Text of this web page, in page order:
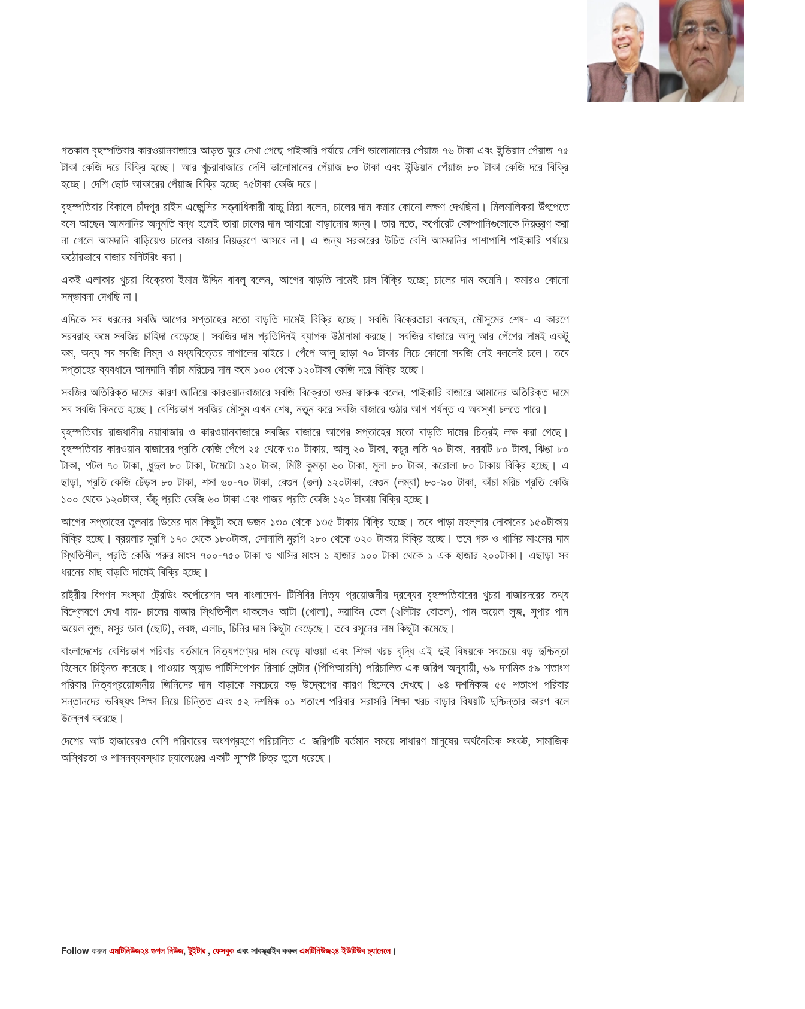
গতকাল বৃহস্পতিবার কারওয়ানবাজারে আড়ত ঘুরে দেখা গেছে পাইকারি পর্যায়ে দেশি ভালোমানের পেঁয়াজ ৭৬ টাকা এবং ইন্ডিয়ান পেঁয়াজ ৭৫
টাকা কেজি দরে বিক্রি হচ্ছে। আর খুচরাবাজারে দেশি ভালোমানের পেঁয়াজ ৮০ টাকা এবং ইন্ডিয়ান পেঁয়াজ ৮০ টাকা কেজি দরে বিক্রি
হচ্ছে। দেশি ছোট আকারের পেঁয়াজ বিক্রি হচ্ছে ৭৫টাকা কেজি দরে।
বৃহস্পতিবার বিকালে চাঁদপুর রাইস এজেন্সির সত্ত্বাধিকারী বাচ্চু মিয়া বলেন, চালের দাম কমার কোনো লক্ষণ দেখছিনা। মিলমালিকরা উঁৎপেতে
বসে আছেন আমদানির অনুমতি বন্ধ হলেই তারা চালের দাম আবারো বাড়ানোর জন্য। তার মতে, কর্পোরেট কোম্পানিগুলোকে নিয়ন্ত্রণ করা
না গেলে আমদানি বাড়িয়েও চালের বাজার নিয়ন্ত্রণে আসবে না। এ জন্য সরকারের উচিত বেশি আমদানির পাশাপাশি পাইকারি পর্যায়ে
কঠোরভাবে বাজার মনিটরিং করা।
একই এলাকার খুচরা বিক্রেতা ইমাম উদ্দিন বাবলু বলেন, আগের বাড়তি দামেই চাল বিক্রি হচ্ছে; চালের দাম কমেনি। কমারও কোনো
সম্ভাবনা দেখছি না।
এদিকে সব ধরনের সবজি আগের সপ্তাহের মতো বাড়তি দামেই বিক্রি হচ্ছে। সবজি বিক্রেতারা বলছেন, মৌসুমের শেষ- এ কারণে
সরবরাহ কমে সবজির চাহিদা বেড়েছে। সবজির দাম প্রতিদিনই ব্যাপক উঠানামা করছে। সবজির বাজারে আলু আর পেঁপের দামই একটু
কম, অন্য সব সবজি নিম্ন ও মধ্যবিত্তের নাগালের বাইরে। পেঁপে আলু ছাড়া ৭০ টাকার নিচে কোনো সবজি নেই বললেই চলে। তবে
সপ্তাহের ব্যবধানে আমদানি কাঁচা মরিচের দাম কমে ১০০ থেকে ১২০টাকা কেজি দরে বিক্রি হচ্ছে।
সবজির অতিরিক্ত দামের কারণ জানিয়ে কারওয়ানবাজারে সবজি বিক্রেতা ওমর ফারুক বলেন, পাইকারি বাজারে আমাদের অতিরিক্ত দামে
সব সবজি কিনতে হচ্ছে। বেশিরভাগ সবজির মৌসুম এখন শেষ, নতুন করে সবজি বাজারে ওঠার আগ পর্যন্ত এ অবস্থা চলতে পারে।
বৃহস্পতিবার রাজধানীর নয়াবাজার ও কারওয়ানবাজারে সবজির বাজারে আগের সপ্তাহের মতো বাড়তি দামের চিত্রই লক্ষ করা গেছে।
বৃহস্পতিবার কারওয়ান বাজারের প্রতি কেজি পেঁপে ২৫ থেকে ৩০ টাকায়, আলু ২০ টাকা, কচুর লতি ৭০ টাকা, বরবটি ৮০ টাকা, ঝিঙা ৮০
টাকা, পটল ৭০ টাকা, ধুন্দুল ৮০ টাকা, টমেটো ১২০ টাকা, মিষ্টি কুমড়া ৬০ টাকা, মুলা ৮০ টাকা, করোলা ৮০ টাকায় বিক্রি হচ্ছে। এ
ছাড়া, প্রতি কেজি ঢেঁড়স ৮০ টাকা, শসা ৬০-৭০ টাকা, বেগুন (গুল) ১২০টাকা, বেগুন (লম্বা) ৮০-৯০ টাকা, কাঁচা মরিচ প্রতি কেজি
১০০ থেকে ১২০টাকা, কঁচু প্রতি কেজি ৬০ টাকা এবং গাজর প্রতি কেজি ১২০ টাকায় বিক্রি হচ্ছে।
আগের সপ্তাহের তুলনায় ডিমের দাম কিছুটা কমে ডজন ১৩০ থেকে ১৩৫ টাকায় বিক্রি হচ্ছে। তবে পাড়া মহল্লার দোকানের ১৫০টাকায়
বিক্রি হচ্ছে। ব্রয়লার মুরগি ১৭০ থেকে ১৮০টাকা, সোনালি মুরগি ২৮০ থেকে ৩২০ টাকায় বিক্রি হচ্ছে। তবে গরু ও খাসির মাংসের দাম
স্থিতিশীল, প্রতি কেজি গরুর মাংস ৭০০-৭৫০ টাকা ও খাসির মাংস ১ হাজার ১০০ টাকা থেকে ১ এক হাজার ২০০টাকা। এছাড়া সব
ধরনের মাছ বাড়তি দামেই বিক্রি হচ্ছে।
রাষ্ট্রীয় বিপণন সংস্থা ট্রেডিং কর্পোরেশন অব বাংলাদেশ- টিসিবির নিত্য প্রয়োজনীয় দ্রব্যের বৃহস্পতিবারের খুচরা বাজারদরের তথ্য
বিশ্লেষণে দেখা যায়- চালের বাজার স্থিতিশীল থাকলেও আটা (খোলা), সয়াবিন তেল (২লিটার বোতল), পাম অয়েল লুজ, সুপার পাম
অয়েল লুজ, মসুর ডাল (ছোট), লবঙ্গ, এলাচ, চিনির দাম কিছুটা বেড়েছে। তবে রসুনের দাম কিছুটা কমেছে।
বাংলাদেশের বেশিরভাগ পরিবার বর্তমানে নিত্যপণ্যের দাম বেড়ে যাওয়া এবং শিক্ষা খরচ বৃদ্ধি এই দুই বিষয়কে সবচেয়ে বড় দুশ্চিন্তা
হিসেবে চিহ্নিত করেছে। পাওয়ার অ্যান্ড পার্টিসিপেশন রিসার্চ সেন্টার (পিপিআরসি) পরিচালিত এক জরিপ অনুযায়ী, ৬৯ দশমিক ৫৯ শতাংশ
পরিবার নিত্যপ্রয়োজনীয় জিনিসের দাম বাড়াকে সবচেয়ে বড় উদ্বেগের কারণ হিসেবে দেখছে। ৬৪ দশমিকজ ৫৫ শতাংশ পরিবার
সন্তানদের ভবিষ্যৎ শিক্ষা নিয়ে চিন্তিত এবং ৫২ দশমিক ০১ শতাংশ পরিবার সরাসরি শিক্ষা খরচ বাড়ার বিষয়টি দুশ্চিন্তার কারণ বলে
উল্লেখ করেছে।
দেশের আট হাজারেরও বেশি পরিবারের অংশগ্রহণে পরিচালিত এ জরিপটি বর্তমান সময়ে সাধারণ মানুষের অর্থনৈতিক সংকট, সামাজিক
অস্থিরতা ও শাসনব্যবস্থার চ্যালেঞ্জের একটি সুস্পষ্ট চিত্র তুলে ধরেছে।
Followকরুনএমটিনিউজ২৪ গুগল নিউজ,টুইটার,ফেসবুকএবং সাবস্ক্রাইব করুনএমটিনিউজ২৪ ইউটিউব চ্যানেলে।